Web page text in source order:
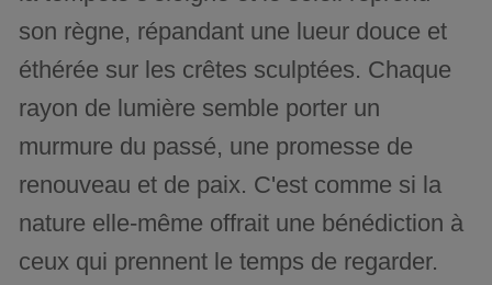
son règne, répandant une lueur douce et
éthérée sur les crêtes sculptées. Chaque
rayon de lumière semble porter un
murmure du passé, une promesse de
renouveau et de paix. C'est comme si la
nature elle-même offrait une bénédiction à
ceux qui prennent le temps de regarder.